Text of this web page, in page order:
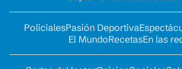
PolicialesPasión Deportiva
El MundoRecetasEn las